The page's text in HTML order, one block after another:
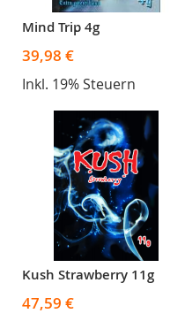
Mind Trip 4g
39,98 €
Inkl. 19% Steuern
Kush Strawberry 11g
47,59 €